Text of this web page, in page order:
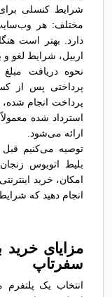
شرایط کنسلی
مختلف: هر
دارد. بهتر است
اربیل، شرایط لغو
نحوه دریافت مبلغ
پرداختی پس از
پرداخت انجام
استرداد شده
ارائه می‌شود.
توصیه می‌کنیم قبل
بلیط اتوبوس
امکان، خرید
انجام دهید که
مزایای خرید
سفرتاپ
انتخاب یک